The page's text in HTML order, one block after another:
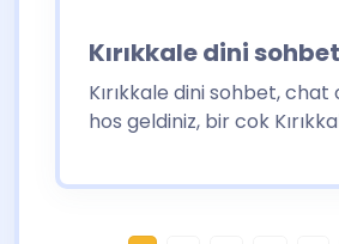
Kırıkkale dini sohbet
Kırıkkale dini sohbet, chat
hos geldiniz, bir cok